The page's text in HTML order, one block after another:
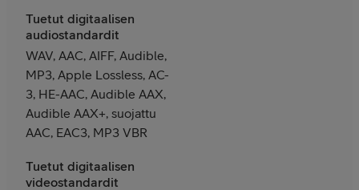
Tuetut digitaalisen
audiostandardit
WAV, AAC, AIFF, Audible,
MP3, Apple Lossless, AC-
3, HE-AAC, Audible AAX,
Audible AAX+, suojattu
AAC, EAC3, MP3 VBR
Tuetut digitaalisen
videostandardit